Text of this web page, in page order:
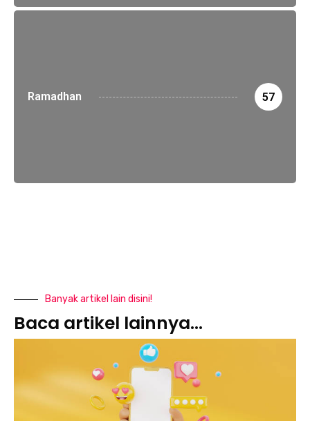
Ramadhan 57
Banyak artikel lain disini!
Baca artikel lainnya...